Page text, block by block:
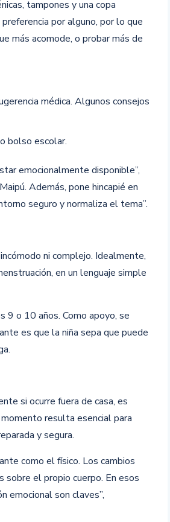
tampones y una copa
por alguno, por lo que
más acomode, o probar más de
médica. Algunos consejos
bolso escolar.
emocionalmente disponible”,
Además, pone hincapié en
seguro y normaliza el tema”.
ni complejo. Idealmente,
en un lenguaje simple
9 o 10 años. Como apoyo, se
es que la niña sepa que puede
si ocurre fuera de casa, es
resulta esencial para
y segura.
como el físico. Los cambios
sobre el propio cuerpo. En esos
emocional son claves”,